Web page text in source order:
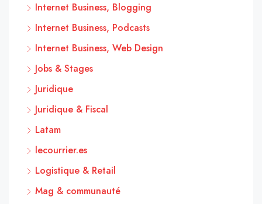
Internet Business, Blogging
Internet Business, Podcasts
Internet Business, Web Design
Jobs & Stages
Juridique
Juridique & Fiscal
Latam
lecourrier.es
Logistique & Retail
Mag & communauté